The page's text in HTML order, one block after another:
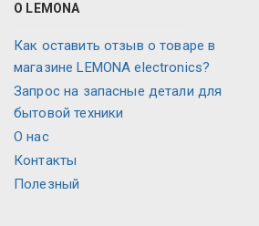
О LEMONA
Как оставить отзыв о товаре в
магазине LEMONA electronics?
Запрос на запасные детали для
бытовой техники
О нас
Контакты
Полезный